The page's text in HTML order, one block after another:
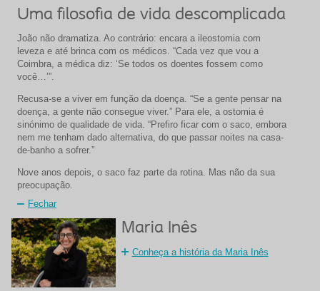
Uma filosofia de vida descomplicada
João não dramatiza. Ao contrário: encara a ileostomia com
leveza e até brinca com os médicos. “Cada vez que vou a
Coimbra, a médica diz: ‘Se todos os doentes fossem como
você…’”.
Recusa-se a viver em função da doença. “Se a gente pensar na
doença, a gente não consegue viver.” Para ele, a ostomia é
sinónimo de qualidade de vida. “Prefiro ficar com o saco, embora
nem me tenham dado alternativa, do que passar noites na casa-
de-banho a sofrer.”
Nove anos depois, o saco faz parte da rotina. Mas não da sua
preocupação.
Fechar
Maria Inês
Conheça a história da Maria Inês